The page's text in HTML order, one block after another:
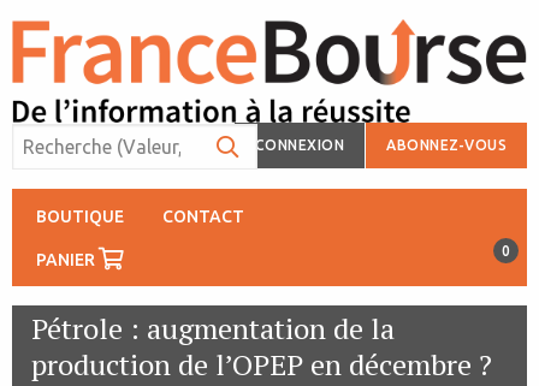
CONNEXION ABONNEZ-VOUS
BOUTIQUE CONTACT
PANIER 0
Pétrole : augmentation de la
production de l’OPEP en décembre ?